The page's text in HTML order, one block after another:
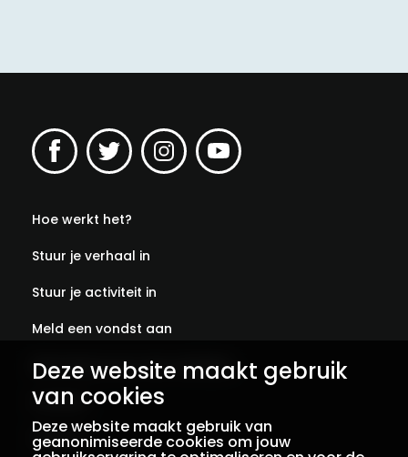
Deze website maakt gebruik
van cookies
Deze website maakt gebruik van
geanonimiseerde cookies om jouw
Hoe werkt het?
Stuur je verhaal in
Stuur je activiteit in
Meld een vondst aan
Abonneer je op onze verhalen
Contact
Colofon